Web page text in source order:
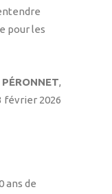
pour les
,
février 2026
ans de